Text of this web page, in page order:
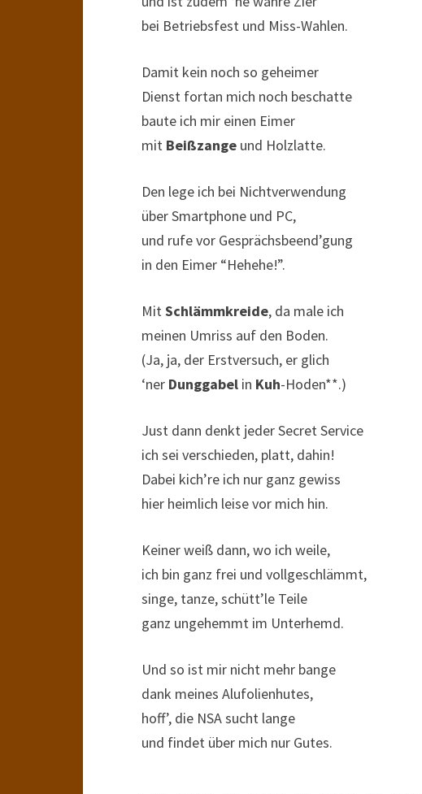
bei Betriebsfest und Miss-Wahlen.
Damit kein noch so geheimer
Dienst fortan mich noch beschatte
baute ich mir einen Eimer
mit Beißzange und Holzlatte.
Den lege ich bei Nichtverwendung
über Smartphone und PC,
und rufe vor Gesprächsbeend’gung
in den Eimer “Hehehe!”.
MitSchlämmkreide, da male ich
meinen Umriss auf den Boden.
(Ja, ja, der Erstversuch, er glich
‘ner Dunggabel in Kuh-Hoden**.)
Just dann denkt jeder Secret Service
ich sei verschieden, platt, dahin!
Dabei kich’re ich nur ganz gewiss
hier heimlich leise vor mich hin.
Keiner weiß dann, wo ich weile,
ich bin ganz frei und vollgeschlämmt,
singe, tanze, schütt’le Teile
ganz ungehemmt im Unterhemd.
Und so ist mir nicht mehr bange
dank meines Alufolienhutes,
hoff’, die NSA sucht lange
und findet über mich nur Gutes.